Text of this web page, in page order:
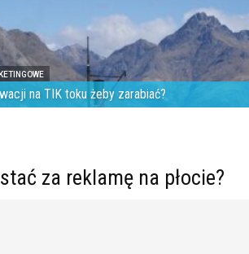
na TIK toku żeby zarabiać?
za reklamę na płocie?